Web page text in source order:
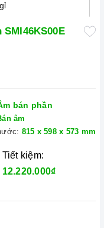
bán phần
âm
815 x 598 x 573 mm
Tiết kiệm:
12.220.000₫